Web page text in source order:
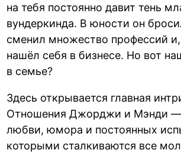
на тебя постоянно давит тень
вундеркинда. В юности он
сменил множество профессий и,
нашёл себя в бизнесе. Но вот
в семье?
Здесь открывается главная
Отношения Джорджи и Мэнди —
любви, юмора и постоянных
которыми сталкиваются все